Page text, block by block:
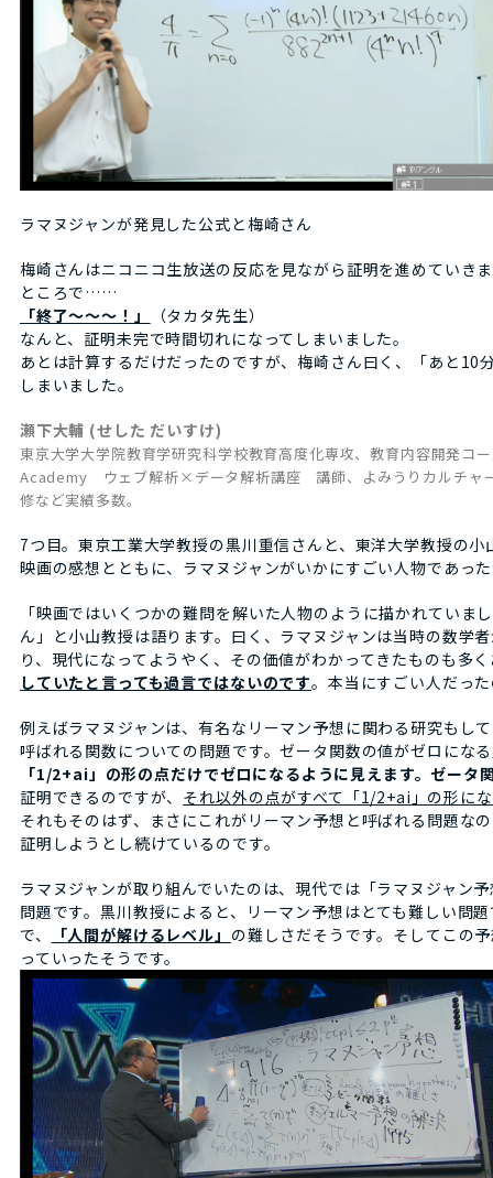
ラマヌジャンが発見した公式と梅崎さん
梅崎さんはニコニコ生放送の反応を見ながら証明を進めていき
ところで……
「終了～～～！」
（タカタ先生）
なんと、証明未完で時間切れになってしまいました。
あとは計算するだけだったのですが、梅崎さん曰く、「あと10
しまいました。
瀬下大輔 (せした だいすけ)
東京大学大学院教育学研究科学校教育高度化専攻、教育内容開発コ
Academy ウェブ解析×データ解析講座 講師、よみうりカルチャ
修など実績多数。
7つ目。東京工業大学教授の黒川重信さんと、東洋大学教授の小
映画の感想とともに、ラマヌジャンがいかにすごい人物であっ
「映画ではいくつかの難問を解いた人物のように描かれてい
ん」と小山教授は語ります。曰く、ラマヌジャンは当時の数学
り、現代になってようやく、その価値がわかってきたものも多
していたと言っても過言ではないのです。本当にすごい人だっ
例えばラマヌジャンは、有名なリーマン予想に関わる研究もし
呼ばれる関数についての問題です。ゼータ関数の値がゼロにな
「1/2+ai」の形の点だけでゼロになるように見えます。ゼータ
証明できるのですが、 それ以外の点がすべて「1/2+ai」の形に
それもそのはず、まさにこれがリーマン予想と呼ばれる問題な
証明しようとし続けているのです。
ラマヌジャンが取り組んでいたのは、現代では「ラマヌジャ
問題です。黒川教授によると、リーマン予想はとても難しい問
で、
「人間が解けるレベル」 の難しさだそうです。そしてこの
っていったそうです。